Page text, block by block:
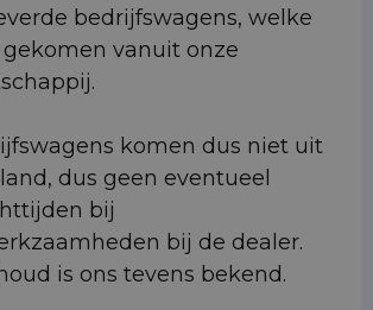
bedrijfswagens, welke
vanuit onze
komen dus niet uit
dus geen eventueel
bij
bij de dealer.
is ons tevens bekend.